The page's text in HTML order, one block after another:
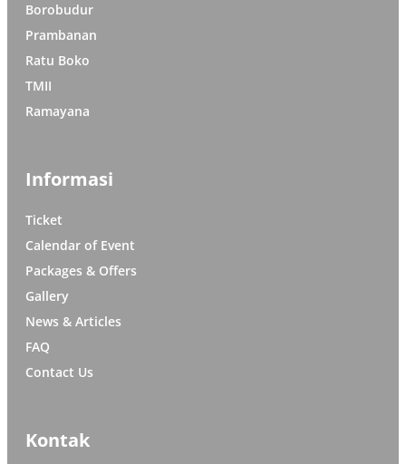
Borobudur
Prambanan
Ratu Boko
TMII
Ramayana
Informasi
Ticket
Calendar of Event
Packages & Offers
Gallery
News & Articles
FAQ
Contact Us
Kontak